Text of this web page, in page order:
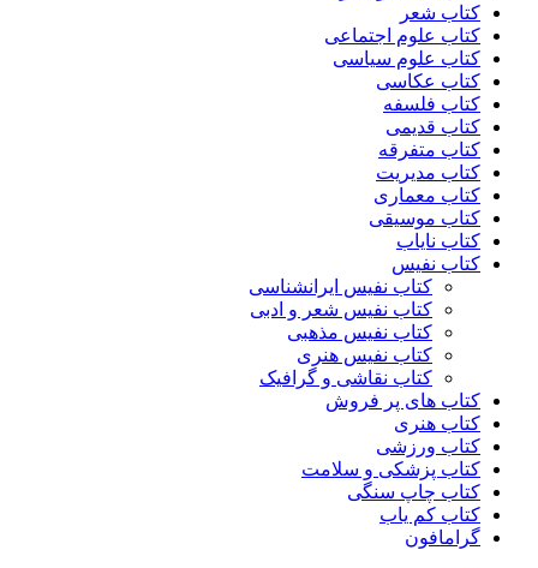
کتاب شعر
کتاب علوم اجتماعی
کتاب علوم سیاسی
کتاب عکاسی
کتاب فلسفه
کتاب قدیمی
کتاب متفرقه
کتاب مدیریت
کتاب معماری
کتاب موسیقی
کتاب نایاب
کتاب نفیس
کتاب نفیس ایرانشناسی
کتاب نفیس شعر و ادبی
کتاب نفیس مذهبی
کتاب نفیس هنری
کتاب نقاشی و گرافیک
کتاب های پر فروش
کتاب هنری
کتاب ورزشی
کتاب پزشکی و سلامت
کتاب چاپ سنگی
کتاب کم یاب
گرامافون